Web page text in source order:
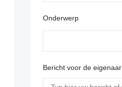
Onderwerp
Bericht voor de eigenaar